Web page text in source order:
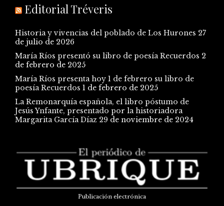
Editorial Tréveris
Historia y vivencias del poblado de Los Hurones 27
de julio de 2026
María Ríos presentó su libro de poesía Recuerdos 2
de febrero de 2025
María Ríos presenta hoy 1 de febrero su libro de
poesía Recuerdos 1 de febrero de 2025
La Remonarquía española, el libro póstumo de
Jesús Ynfante, presentado por la historiadora
Margarita García Díaz 29 de noviembre de 2024
Publicación electrónica